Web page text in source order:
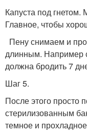
Капуста под
Главное, чтобы
Пену снимаем и
длинным. Например
должна бродить 7
Шаг 5.
После этого просто
стерилизованным
темное и